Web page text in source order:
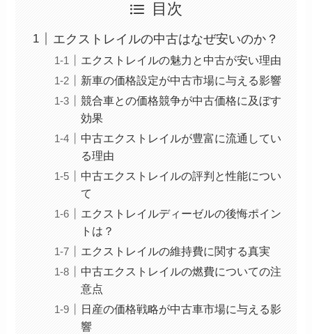
目次
エクストレイルの中古はなぜ安いのか？
エクストレイルの魅力と中古が安い理由
新車の価格設定が中古市場に与える影響
競合車との価格競争が中古価格に及ぼす
効果
中古エクストレイルが豊富に流通してい
る理由
中古エクストレイルの評判と性能につい
て
エクストレイルディーゼルの後悔ポイン
トは？
エクストレイルの維持費に関する真実
中古エクストレイルの燃費についての注
意点
日産の価格戦略が中古車市場に与える影
響